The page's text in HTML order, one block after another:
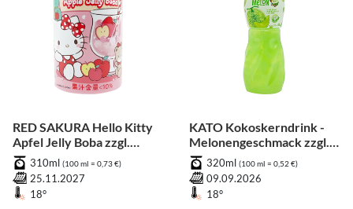
RED SAKURA Hello Kitty
Apfel Jelly Boba zzgl.
Pfand310ml (100 ml = 0,73 €)
25.11.2027
18°
KATO Kokoskerndrink -
Melonengeschmack zzgl.
Pfand320ml (100 ml = 0,52 €)
09.09.2026
18°